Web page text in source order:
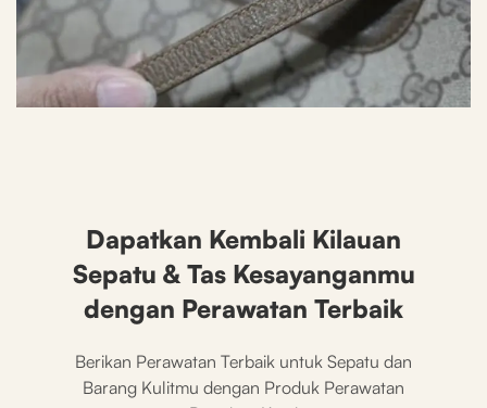
Dapatkan Kembali Kilauan
Sepatu & Tas Kesayanganmu
dengan Perawatan Terbaik
Berikan Perawatan Terbaik untuk Sepatu dan
Barang Kulitmu dengan Produk Perawatan